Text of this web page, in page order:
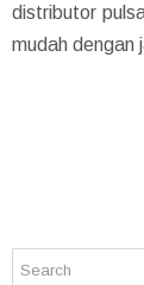
distributor
mudah dengan